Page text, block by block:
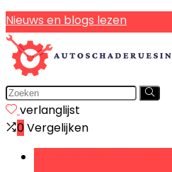
Nieuws en blogs lezen
verlanglijst
0Vergelijken